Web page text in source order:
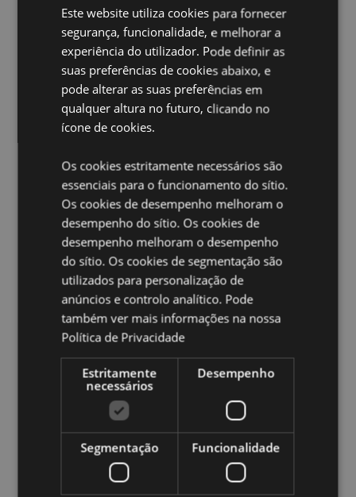
Conjunto de 3 Borrachas Unicornio Mágico
Material:Borracha
Número no Conjunto:3
Marcação CE/UKCA: Sim
Não apto para:0 - 3 Anos
Ampliar informação:
Quer saber mais acerca de comprar na Puckator?
a nossaGuia de informação para o cliente.
Caracteristicas do Produto
Informação
Altura 1cm Largura 2.5-3cm Profundidade 2.5-
5055071783852
144
0.047000
Não
Unicórnios
Este website utiliza cookies para fornecer
segurança, funcionalidade, e melhorar a
experiência do utilizador. Pode definir as
suas preferências de cookies abaixo, e
pode alterar as suas preferências em
qualquer altura no futuro, clicando no
ícone de cookies.
Os cookies estritamente necessários são
essenciais para o funcionamento do sítio.
Os cookies de desempenho melhoram o
desempenho do sítio. Os cookies de
desempenho melhoram o desempenho
do sítio. Os cookies de segmentação são
utilizados para personalização de
anúncios e controlo analítico. Pode
também ver mais informações na nossa
Política de Privacidade
Estritamente
necessários
Desempenho
Segmentação Funcionalidade